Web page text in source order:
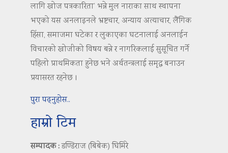
लागि खोज पत्रकारिता’ भन्ने मुल नाराका साथ स्थापना
भएको यस अनलाइनले भ्रष्टचार, अन्याय अत्याचार, लैंगिक
हिंसा, समाजमा घटेका र लुकाएका घटनालाई अनलाईन
विचारको खोजीको विषय बन्ने र नागरिकलाई सुसूचित गर्ने
पहिलो प्राथमिकता हुनेछ भने अर्थतन्त्रलाई समृद्ध बनाउन
प्रयासरत रहनेछ ।
पुरा पढ्नुहोस..
हाम्रो टिम
सम्पादक :डण्डिराज (बिबेक) घिमिरे